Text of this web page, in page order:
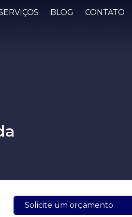
BLOG CONTATO
Solicite um orçamento